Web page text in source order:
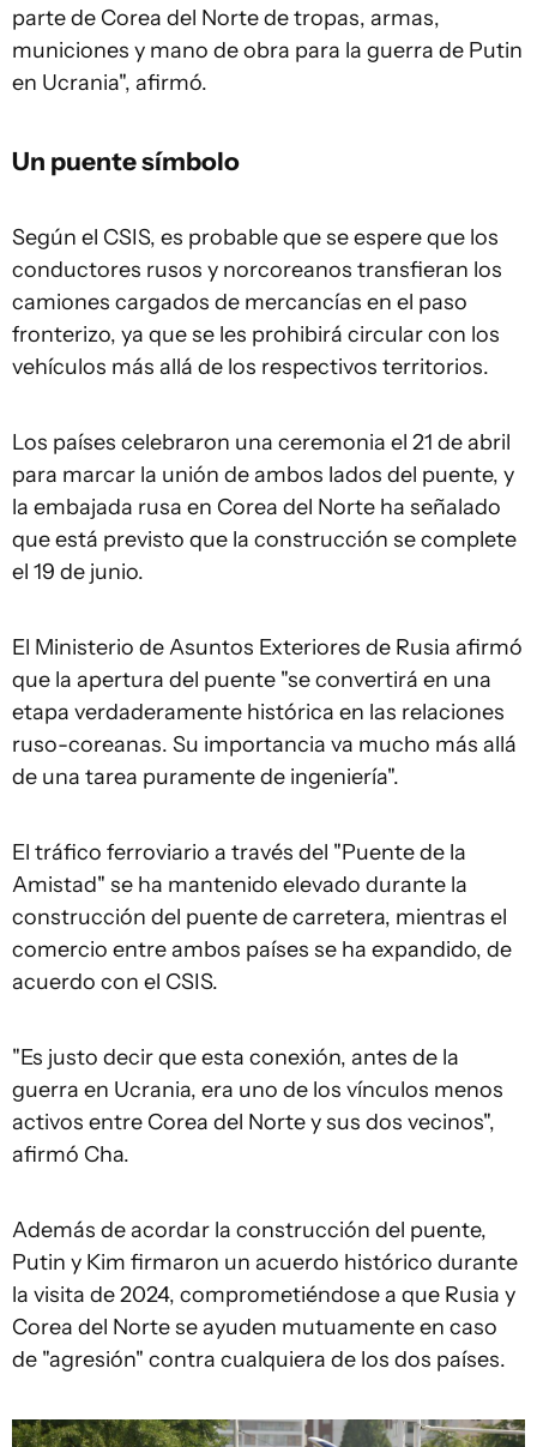
parte de Corea del Norte de tropas, armas,
municiones y mano de obra para la guerra de Putin
en Ucrania", afirmó.
Un puente símbolo
Según el CSIS, es probable que se espere que los
conductores rusos y norcoreanos transfieran los
camiones cargados de mercancías en el paso
fronterizo, ya que se les prohibirá circular con los
vehículos más allá de los respectivos territorios.
Los países celebraron una ceremonia el 21 de abril
para marcar la unión de ambos lados del puente, y
la embajada rusa en Corea del Norte ha señalado
que está previsto que la construcción se complete
el 19 de junio.
El Ministerio de Asuntos Exteriores de Rusia afirmó
que la apertura del puente "se convertirá en una
etapa verdaderamente histórica en las relaciones
ruso-coreanas. Su importancia va mucho más allá
de una tarea puramente de ingeniería".
El tráfico ferroviario a través del "Puente de la
Amistad" se ha mantenido elevado durante la
construcción del puente de carretera, mientras el
comercio entre ambos países se ha expandido, de
acuerdo con el CSIS.
"Es justo decir que esta conexión, antes de la
guerra en Ucrania, era uno de los vínculos menos
activos entre Corea del Norte y sus dos vecinos",
afirmó Cha.
Además de acordar la construcción del puente,
Putin y Kim firmaron un acuerdo histórico durante
la visita de 2024, comprometiéndose a que Rusia y
Corea del Norte se ayuden mutuamente en caso
de "agresión" contra cualquiera de los dos países.